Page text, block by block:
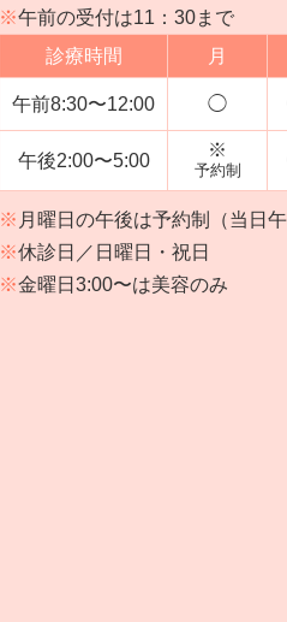
※午前の受付は11：30まで
診療時間
月
午前8:30〜12:00 ◯
午後2:00〜5:00
※
予約制
※ 月曜日の午後は予約制（当日午
※休診日／日曜日・祝日
※金曜日3:00〜は美容のみ